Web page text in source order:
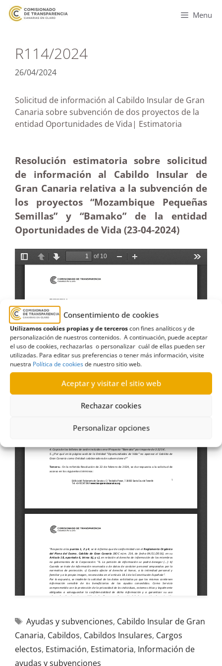
Consentimiento de cookies
Utilizamos cookies propias y de terceroscon fines analíticos y de
personalización de nuestros contenidos. A continuación, puede aceptar
el uso de cookies, rechazarlas o personalizar cuál de ellas pueden ser
utilizadas. Para editar sus preferencias o tener más información, visite
nuestra Política de cookiesde nuestro sitio web.
Aceptar y visitar el sitio web
Rechazar cookies
Personalizar opciones
Menu
R114/2024
26/04/2024
Solicitud de información al Cabildo Insular de Gran
Canaria sobre subvención de dos proyectos de la
entidad Oportunidades de Vida| Estimatoria
Resolución estimatoria sobre solicitud
de información al Cabildo Insular de
Gran Canaria relativa a la subvención de
los proyectos “Mozambique Pequeñas
Semillas” y “Bamako” de la entidad
Oportunidades de Vida (23-04-2024)
Ayudas y subvenciones, Cabildo Insular de Gran
Canaria, Cabildos, Cabildos Insulares, Cargos
electos, Estimación, Estimatoria, Información de
ayudas y subvenciones